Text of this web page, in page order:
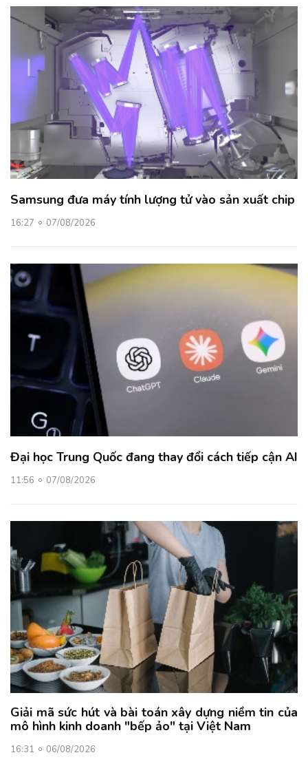
Samsung đưa máy tính lượng tử vào sản xuất chip
16:27 07/08/2026
Đại học Trung Quốc đang thay đổi cách tiếp cận AI
11:56 07/08/2026
Giải mã sức hút và bài toán xây dựng niềm tin của
mô hình kinh doanh "bếp ảo" tại Việt Nam
16:31 06/08/2026